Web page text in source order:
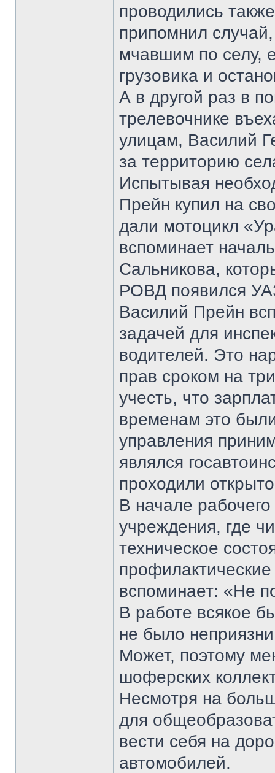
проводились
припомнил
мчавшим по селу,
грузовика и
А в другой раз в
трелевочнике
улицам, Василий
за территорию
Испытывая
Прейн купил на
дали мотоцикл
вспоминает
Сальникова,
РОВД появился
Василий Прейн
задачей для
водителей. Это
прав сроком на
учесть, что
временам это
управления
являлся
проходили
В начале
учреждения, где
техническое
вспоминает: «Не
В работе всякое
не было
Может, поэтому
шоферских
Несмотря на
для
вести себя на
автомобилей.